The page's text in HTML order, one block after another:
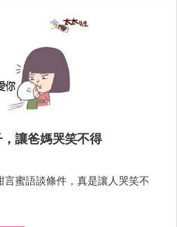
讓爸媽哭笑不得
蜜語談條件，真是讓人哭笑不